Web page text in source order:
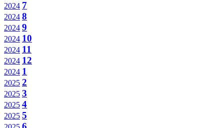
2024 7
2024 8
2024 9
2024 10
2024 11
2024 12
2024 1
2025 2
2025 3
2025 4
2025 5